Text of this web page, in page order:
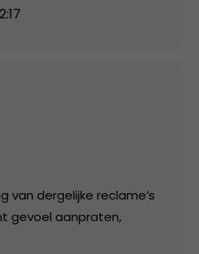
van dergelijke reclame’s
gevoel aanpraten,